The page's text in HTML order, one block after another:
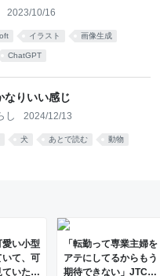
2023/10/16
イラスト 画像生成
ChatGPT
なりいい感じ
し 2024/12/13
犬 あとで読む 動物
愛い小型
いて、可
いたら
「転勤って専業主婦を
アテにしてるからもう
期待できない」JTCの